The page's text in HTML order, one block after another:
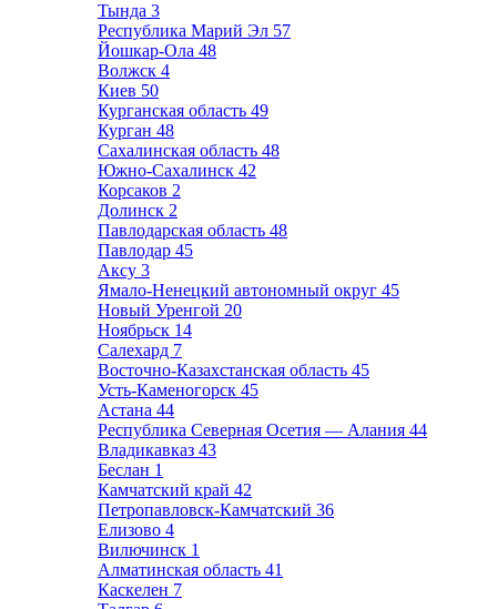
Тында 3
Республика Марий Эл 57
Йошкар-Ола 48
Волжск 4
Киев 50
Курганская область 49
Курган 48
Сахалинская область 48
Южно-Сахалинск 42
Корсаков 2
Долинск 2
Павлодарская область 48
Павлодар 45
Аксу 3
Ямало-Ненецкий автономный округ 45
Новый Уренгой 20
Ноябрьск 14
Салехард 7
Восточно-Казахстанская область 45
Усть-Каменогорск 45
Астана 44
Республика Северная Осетия — Алания 44
Владикавказ 43
Беслан 1
Камчатский край 42
Петропавловск-Камчатский 36
Елизово 4
Вилючинск 1
Алматинская область 41
Каскелен 7